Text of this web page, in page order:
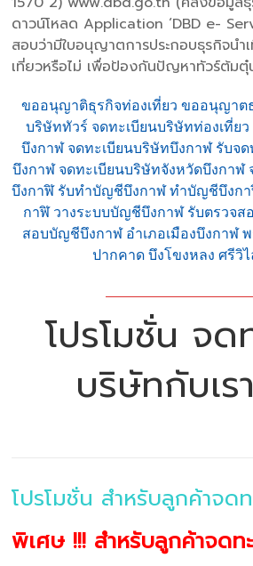
ดาวน์โหลด Application ‘DBD e-
สอบว่ามีใบอนุญาตการประกอบธุรกิจนำ
เที่ยวหรือไม่ เพื่อป้องกันปัญหาทัวร์ต้ม
ขออนุญาติธุรกิจท่องเที่ยว ขออนุญาต
บริษัททัวร์ จดทะเบียนบริษัทท่องเที่ย
บึงกาฬ จดทะเบียนบริษัทบึงกาฬ รับจ
บึงกาฬ จดทะเบียนบริษัทจังหวัดบึงกาฬ
บึงกาฬิ รับทำบัญชีบึงกาฬ ทำบัญชีบึงก
กาฬิ วางระบบบัญชีบึงกาฬ รับตรวจ
สอบบัญชีบึงกาฬ อำเภอเมืองบึงกาฬ
ปากคาด บึงโขงหลง ศรีวิ
โปรโมชั่น จด
บริษัทกับเร
โปรโมชั่น สำหรับลูกค้าจด
พิเศษ !!! สำหรับลูกค้าจดท